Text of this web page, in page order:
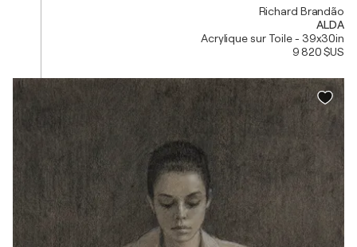
Richard Brandão
ALDA
Acrylique sur Toile - 39x30in
9 820 $US